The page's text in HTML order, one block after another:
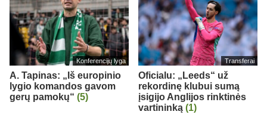
Konferencijų lyga
A. Tapinas: „Iš europinio
lygio komandos gavom
gerų pamokų“ (5)
Transferai
Oficialu: „Leeds“ už
rekordinę klubui sumą
įsigijo Anglijos rinktinės
vartininką (1)